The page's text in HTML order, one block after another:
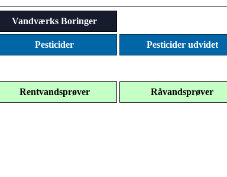
Vandværks Boringer
Pesticider Pesticider udvidet
Rentvandsprøver Råvandsprøver